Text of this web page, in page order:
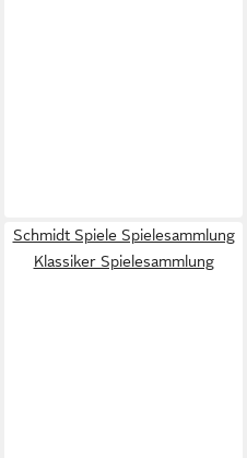
Schmidt Spiele Spielesammlung
Klassiker Spielesammlung